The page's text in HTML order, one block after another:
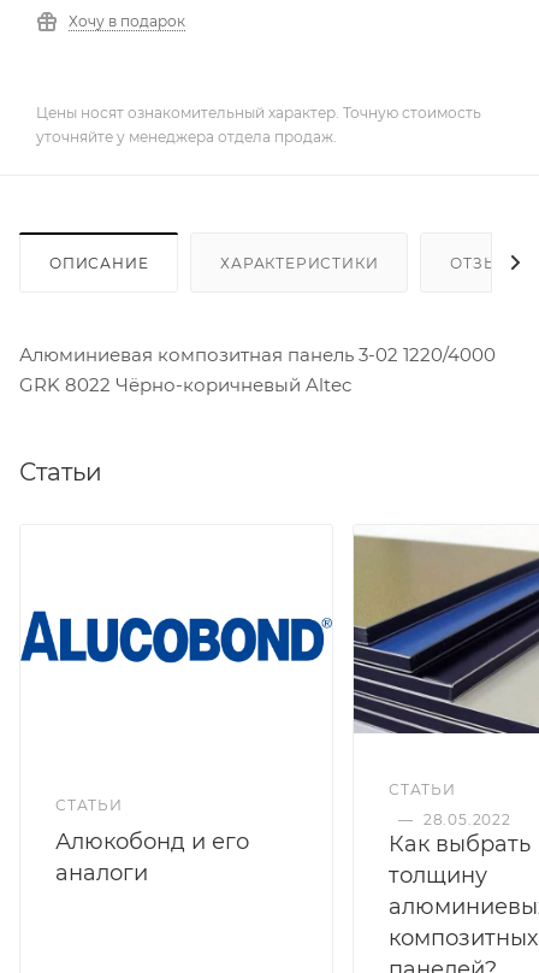
Хочу в подарок
Цены носят ознакомительный характер. Точную стоимость
уточняйте у менеджера отдела продаж.
ОПИСАНИЕ ХАРАКТЕРИСТИКИ ОТЗЫВЫ
Алюминиевая композитная панель 3-02 1220/4000
GRK 8022 Чёрно-коричневый Altec
Статьи
СТАТЬИ
Алюкобонд и его
аналоги
СТАТЬИ
— 28.05.2022
Как выбрать
толщину
композитных